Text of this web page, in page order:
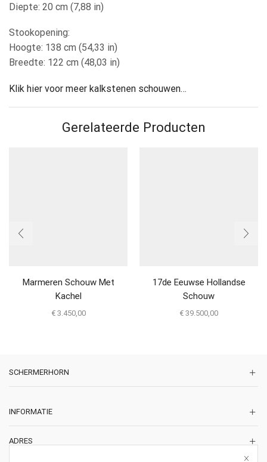
Diepte: 20 cm (7,88 in)
Stookopening:
Hoogte: 138 cm (54,33 in)
Breedte: 122 cm (48,03 in)
Klik hier voor meer kalkstenen schouwen…
Gerelateerde Producten
Marmeren Schouw Met
Kachel
€3.450,00
17de Eeuwse Hollandse
Schouw
€ 39.500,00
SCHERMERHORN
INFORMATIE
ADRES